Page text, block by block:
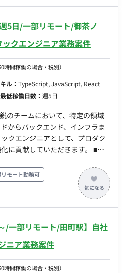
・Next.js) ・クラ
5日/一部リモート/御茶ノ
クエンジニア業務案件
時間稼働の場合・税別）
ル： TypeScript, JavaScript, React
最低稼働日数： 週5日
のチームにおいて、特定の領域
からバックエンド、インフラま
クエンジニアとして、プロダク
貢献していただきます。 ■業
ダクトにおけるフロントエンド
・共通基盤システムの開発、運
Azure環境を用いたクラウドイン
密なコミュニケーションを伴う
・追記 ・
JavaScript ・FW・ライ
Code, GitHub Copilot等の最新
リモート勤務可
/一部リモート/田町駅】自社
ニア業務案件
時間稼働の場合・税別）